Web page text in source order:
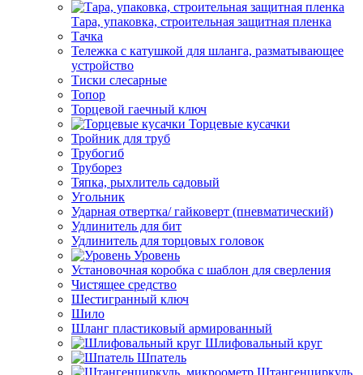
Тара, упаковка, строительная защитная пленка
Тачка
Тележка с катушкой для шланга, разматывающее
устройство
Тиски слесарные
Топор
Торцевой гаечный ключ
Торцевые кусачки
Тройник для труб
Трубогиб
Труборез
Тяпка, рыхлитель садовый
Угольник
Ударная отвертка/ гайковерт (пневматический)
Удлинитель для бит
Удлинитель для торцовых головок
Уровень
Установочная коробка с шаблон для сверления
Чистящее средство
Шестигранный ключ
Шило
Шланг пластиковый армированный
Шлифовальный круг
Шпатель
Штангенциркуль,